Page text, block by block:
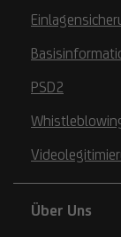
PSD2
Über Uns